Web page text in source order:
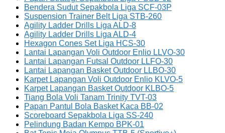
Bendera Sudut Sepakbola Liga SCF-03P
Suspension Trainer Belt Liga STB-260
Agility Ladder Drills Liga ALD-8
Agility Ladder Drills Liga ALD-4
Hexagon Cones Set Liga HCS-30
Lantai Lapangan Voli Outdoor Enlio LLVO-30
Lantai Lapangan Futsal Outdoor LLFO-30
Lantai Lapangan Basket Outdoor LLBO-30
Karpet Lapangan Voli Outdoor Enlio KLVO-5
Karpet Lapangan Basket Outdoor KLBO-5
Tiang Bola Voli Tanam Trinity TVT-03
Papan Pantul Bola Basket Kaca BB-02
Scoreboard Sepakbola Liga SS-240
Pelindung Badan Kempo BPK-01